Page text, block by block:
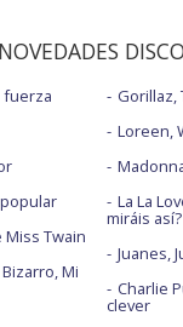
NOVEDADES
fuerza
Miss Twain
Mi
Gorillaz,
Loreen,
La La
miráis así?
Juanes,
Charlie
clever